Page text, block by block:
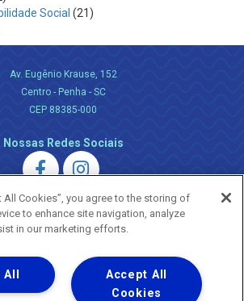
Social (21)
Av. Eugênio Krause, 152
Centro - Penha - SC
CEP 88385-000
Nossas Redes Sociais
Uma empresa
Copyright ® 2026 - Todos os Direitos Reservados.
natureza movimenta a vida
All Cookies”, you agree to the storing of
to enhance site navigation, analyze
in our marketing efforts.
Accept All
Cookies